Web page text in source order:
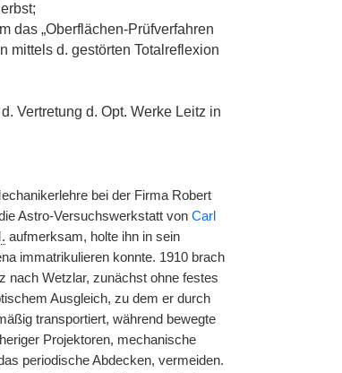
das „Oberflächen-Prüfverfahren
mittels d. gestörten Totalreflexion
d. Vertretung d. Opt. Werke Leitz in
bei der Firma Robert
Astro-Versuchswerkstatt von Carl
aufmerksam, holte ihn in sein
immatrikulieren konnte. 1910 brach
nach Wetzlar, zunächst ohne festes
Ausgleich, zu dem er durch
transportiert, während bewegte
Projektoren, mechanische
periodische Abdecken, vermeiden.